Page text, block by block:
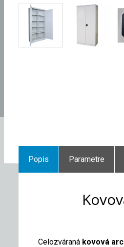
Popis Parametre
Celozváraná kovová